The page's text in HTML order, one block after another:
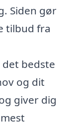
Siden gør
tilbud fra
bedste
og dit
giver dig